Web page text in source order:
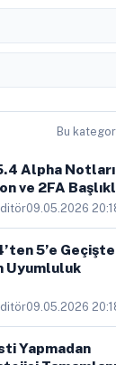
Bu
Alpha
ve 2FA
09.05.2026
5’e Geçişte
Uyumluluk
09.05.2026
Yapmadan